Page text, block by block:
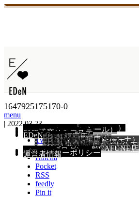
menu
PULLEXTE（プルエクステ）
PULLSEAL（プルシール）
エアーストレート
PIM 濃密ヘアエステ
髪質改善特集
EDeN Group 一覧
EDeN 福岡店
EDeN MAeD 天神店
HANNAH福岡店（ハンナ）
EDeN utopia 折尾店
EDeN moratorium 飯塚店
EDeN 小倉店
Neo DADA by EDeN 大分店
EDeN museum 広島店
髪質改善サロン CAFUNE店
BLOG（ブログ）一覧
SITEMAP
プライバシーポリシー
運営者情報
ホーム
1647925175170-0
1647925175170-0
| 2022.03.23
Tweet
Share
Hatena
Pocket
RSS
feedly
Pin it